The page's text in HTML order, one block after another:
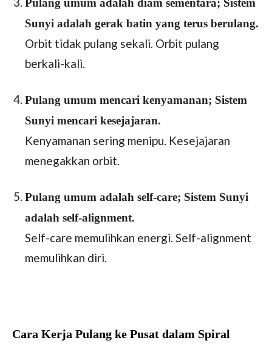
Pulang umum adalah diam sementara; Sistem
Sunyi adalah gerak batin yang terus berulang.
Orbit tidak pulang sekali. Orbit pulang
berkali-kali.
Pulang umum mencari kenyamanan; Sistem
Sunyi mencari kesejajaran.
Kenyamanan sering menipu. Kesejajaran
menegakkan orbit.
Pulang umum adalah self-care; Sistem Sunyi
adalah self-alignment.
Self-care memulihkan energi. Self-alignment
memulihkan diri.
Cara Kerja Pulang ke Pusat dalam Spiral